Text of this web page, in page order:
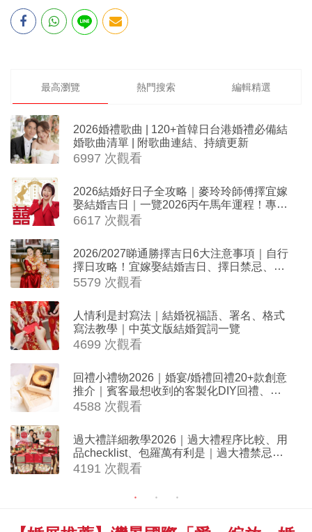
最高瀏覽 熱門搜索 編輯精選
2026婚禮歌曲 | 120+首韓日台港婚禮必備結
婚歌曲清單 | 附歌曲連結、持續更新
6997 次觀看
2026結婚好日子全攻略｜麥玲玲師傅擇宜嫁
娶結婚吉日｜一覽2026丙午馬年運程！專業
擇日結婚+避開沖煞生肖指南
6617 次觀看
2026/2027睇通勝擇吉日6大注意事項｜自行
擇日攻略！宜嫁娶結婚吉日、擇日禁忌、相
沖生肖一覽
5579 次觀看
人情利是封寫法｜結婚祝福語、署名、格式
寫法教學｜中英文版結婚賀詞一覽
4699 次觀看
回禮小禮物2026｜婚宴/婚禮回禮20+款創意
推介｜賓客最想收到的客製化DIY回禮、姊
妹禮物（持續更新）
4588 次觀看
過大禮詳細教學2026｜過大禮程序比較、用
品checklist、包羅萬有利是｜過大禮禁忌及
吉祥說話
4191 次觀看